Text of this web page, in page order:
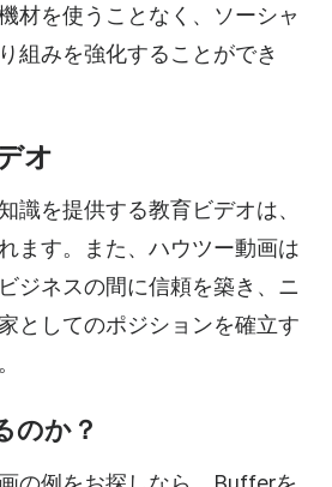
材を使うことなく、ソーシャ
組みを強化することができ
オ
識を提供する教育ビデオは、
ます。また、ハウツー動画は
ジネスの間に信頼を築き、ニ
としてのポジションを確立す
のか？